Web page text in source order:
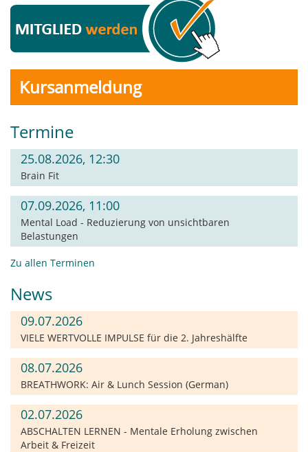
Kursanmeldung
Termine
25.08.2026, 12:30
Brain Fit
07.09.2026, 11:00
Mental Load - Reduzierung von unsichtbaren
Belastungen
Zu allen Terminen
News
09.07.2026
VIELE WERTVOLLE IMPULSE für die 2. Jahreshälfte
08.07.2026
BREATHWORK: Air & Lunch Session (German)
02.07.2026
ABSCHALTEN LERNEN - Mentale Erholung zwischen
Arbeit & Freizeit